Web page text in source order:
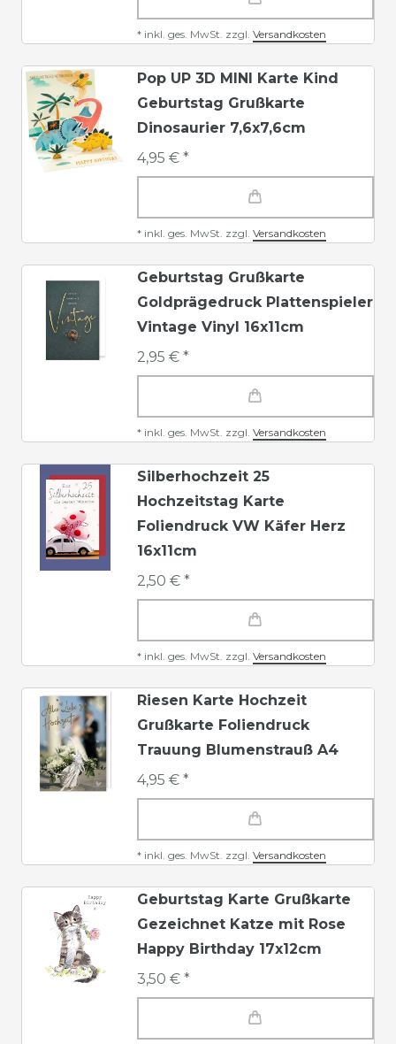
* inkl. ges. MwSt. zzgl. Versandkosten
Pop UP 3D MINI Karte Kind
Geburtstag Grußkarte
Dinosaurier 7,6x7,6cm
4,95 € *
* inkl. ges. MwSt. zzgl. Versandkosten
Geburtstag Grußkarte
Goldprägedruck Plattenspieler
Vintage Vinyl 16x11cm
2,95 € *
* inkl. ges. MwSt. zzgl. Versandkosten
Silberhochzeit 25
Hochzeitstag Karte
Foliendruck VW Käfer Herz
16x11cm
2,50 € *
* inkl. ges. MwSt. zzgl. Versandkosten
Riesen Karte Hochzeit
Grußkarte Foliendruck
Trauung Blumenstrauß A4
4,95 € *
* inkl. ges. MwSt. zzgl. Versandkosten
Geburtstag Karte Grußkarte
Gezeichnet Katze mit Rose
Happy Birthday 17x12cm
3,50 € *